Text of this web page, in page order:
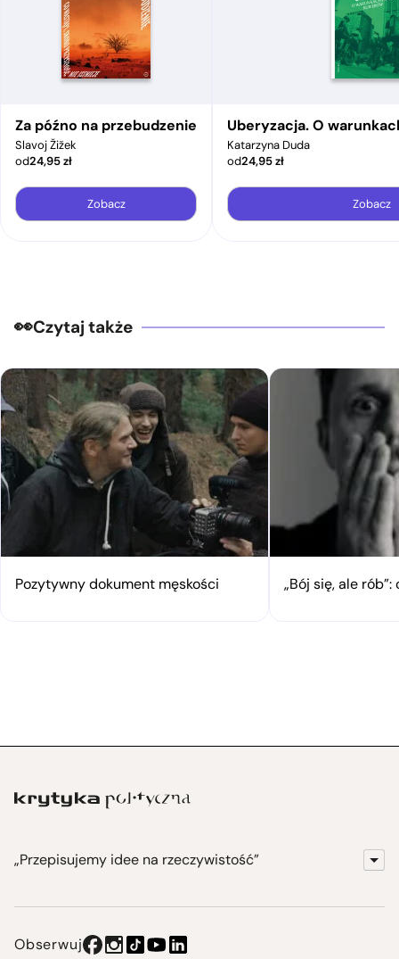
Za późno na przebudzenie
Slavoj Žižek
od24,95zł
Zobacz
Uberyzacja. O
Katarzyna Duda
od24,95zł
Zobacz
Czytaj także
Pozytywny dokument męskości „Bój się, ale
„Przepisujemy idee na rzeczywistość”
Obserwuj